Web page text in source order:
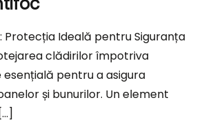
Protecția Ideală pentru Siguranța
clădirilor împotriva
pentru a asigura
și bunurilor. Un element